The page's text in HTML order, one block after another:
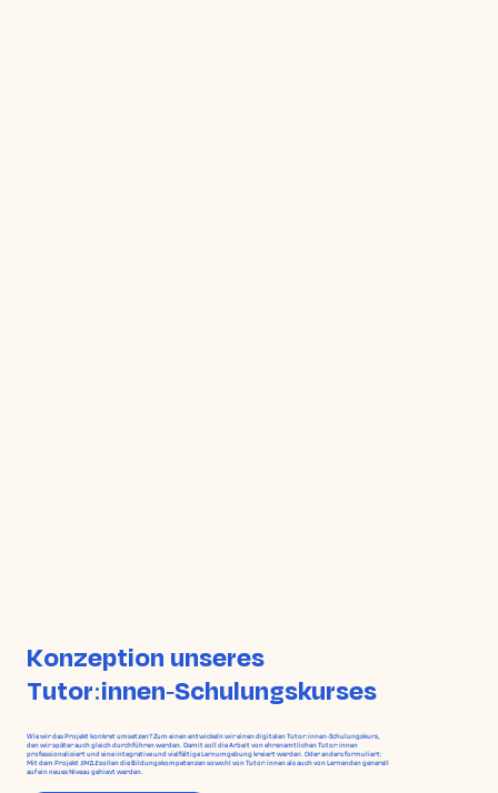
Konzeption unseres
Tutor:innen-Schulungskurses
Wie wir das Projekt konkret umsetzen? Zum einen entwickeln wir einen digitalen Tutor:innen-Schulungskurs,
den wir später auch gleich durchführen werden. Damit soll die Arbeit von ehrenamtlichen Tutor:innen
professionalisiert und eine integrative und vielfältige Lernumgebung kreiert werden. Oder anders formuliert:
Mit dem Projekt SMILEsollen die Bildungskompetenzen sowohl von Tutor:innen als auch von Lernenden generell
auf ein neues Niveau gehievt werden.